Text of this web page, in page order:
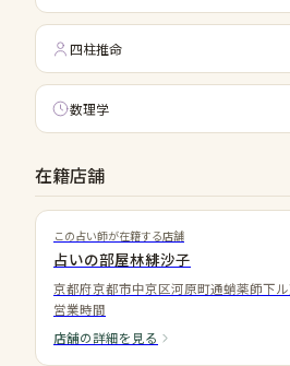
四柱推命
数理学
在籍店舗
この占い師が在籍する店舗
占いの部屋林緋沙子
京都府京都市中京区河原町通蛸薬師下
営業時間
店舗の詳細を見る